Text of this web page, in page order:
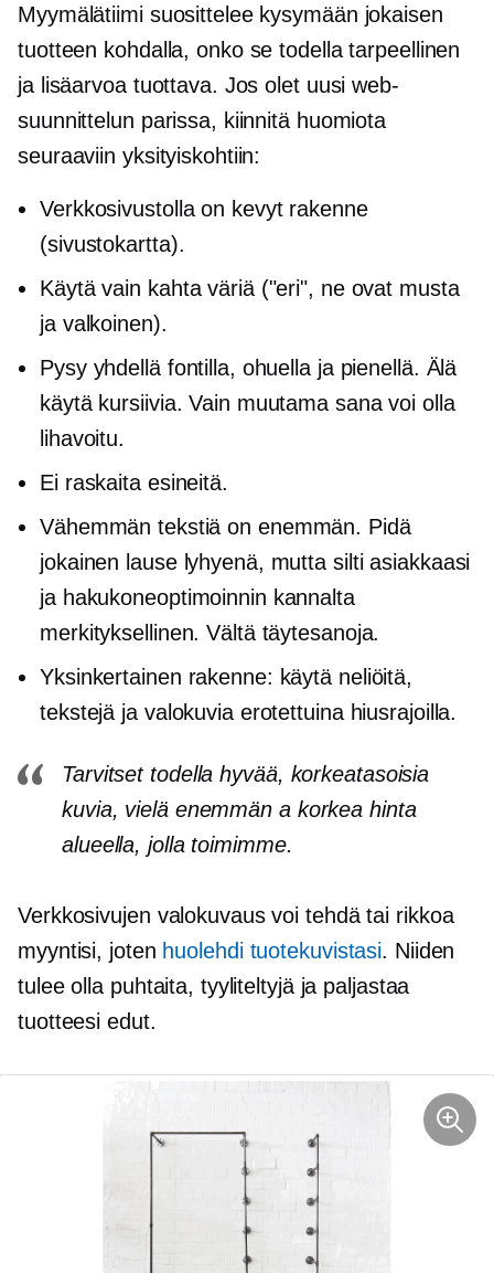
Myymälätiimi suosittelee kysymään jokaisen
tuotteen kohdalla, onko se todella tarpeellinen
ja lisäarvoa tuottava. Jos olet uusi web-
suunnittelun parissa, kiinnitä huomiota
seuraaviin yksityiskohtiin:
Verkkosivustolla on kevyt rakenne
(sivustokartta).
Käytä vain kahta väriä ("eri", ne ovat musta
ja valkoinen).
Pysy yhdellä fontilla, ohuella ja pienellä. Älä
käytä kursiivia. Vain muutama sana voi olla
lihavoitu.
Ei raskaita esineitä.
Vähemmän tekstiä on enemmän. Pidä
jokainen lause lyhyenä, mutta silti asiakkaasi
ja hakukoneoptimoinnin kannalta
merkityksellinen. Vältä täytesanoja.
Yksinkertainen rakenne: käytä neliöitä,
tekstejä ja valokuvia erotettuina hiusrajoilla.
Tarvitset todella hyvää, korkeatasoisia
kuvia, vielä enemmän a korkea hinta
alueella, jolla toimimme.
Verkkosivujen valokuvaus voi tehdä tai rikkoa
myyntisi, joten huolehdi tuotekuvistasi. Niiden
tulee olla puhtaita, tyyliteltyjä ja paljastaa
tuotteesi edut.